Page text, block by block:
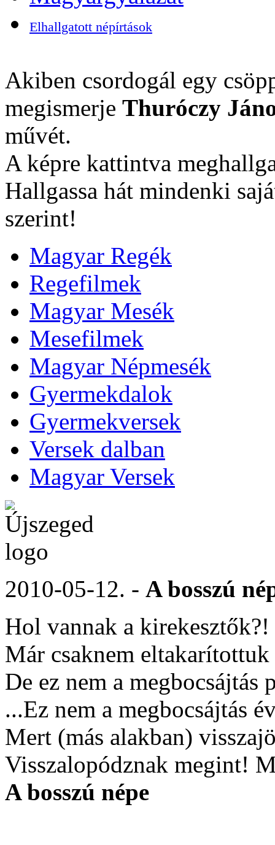
Elhallgatott népírtások
Akiben csordogál egy
megismerje Thuróczy
művét.
A képre kattintva
Hallgassa hát mindenki
szerint!
Magyar Regék
Regefilmek
Magyar Mesék
Mesefilmek
Magyar Népmesék
Gyermekdalok
Gyermekversek
Versek dalban
Magyar Versek
2010-05-12. - A bosszú
Hol vannak a kirekesztők?!
Már csaknem
De ez nem a megbocsájtás
...Ez nem a megbocsájtás
Mert (más alakban)
Visszalopódznak megint!
A bosszú népe